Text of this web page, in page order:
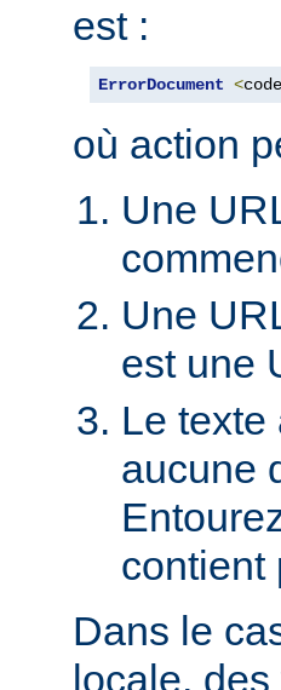
est :
ErrorDocument <
où action
Une
Une
est une
Le texte
aucune
contient
Dans le
locale,